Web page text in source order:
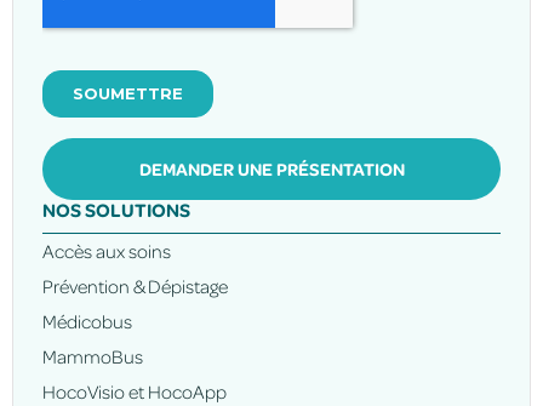
DEMANDER UNE PRÉSENTATION
NOS SOLUTIONS
Accès aux soins
Prévention & Dépistage
Médicobus
MammoBus
HocoVisio et HocoApp